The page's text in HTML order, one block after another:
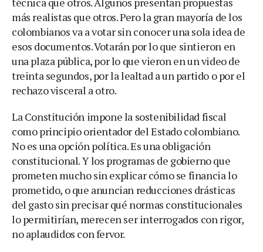
más realistas que otros. Pero la gran mayoría de los
colombianos va a votar sin conocer una sola idea de
esos documentos. Votarán por lo que sintieron en
una plaza pública, por lo que vieron en un video de
treinta segundos, por la lealtad a un partido o por el
rechazo visceral a otro.
La Constitución impone la sostenibilidad fiscal
como principio orientador del Estado colombiano.
No es una opción política. Es una obligación
constitucional. Y los programas de gobierno que
prometen mucho sin explicar cómo se financia lo
prometido, o que anuncian reducciones drásticas
del gasto sin precisar qué normas constitucionales
lo permitirían, merecen ser interrogados con rigor,
no aplaudidos con fervor.